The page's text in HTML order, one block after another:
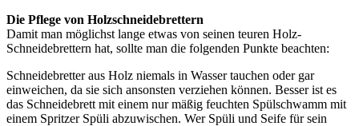
Die Pflege von Holzschneidebrettern
Damit man möglichst lange etwas von seinen teuren Holz-
Schneidebrettern hat, sollte man die folgenden Punkte beachten:
Schneidebretter aus Holz niemals in Wasser tauchen oder gar
einweichen, da sie sich ansonsten verziehen können. Besser ist es
das Schneidebrett mit einem nur mäßig feuchten Spülschwamm mit
einem Spritzer Spüli abzuwischen. Wer Spüli und Seife für sein